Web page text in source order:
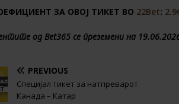
ЗА ОВОЈ ТИКЕТ ВО 22Bet:
од Bet365 се преземени на
PREVIOUS
Специјал тикет за натпреварот
Канада – Катар